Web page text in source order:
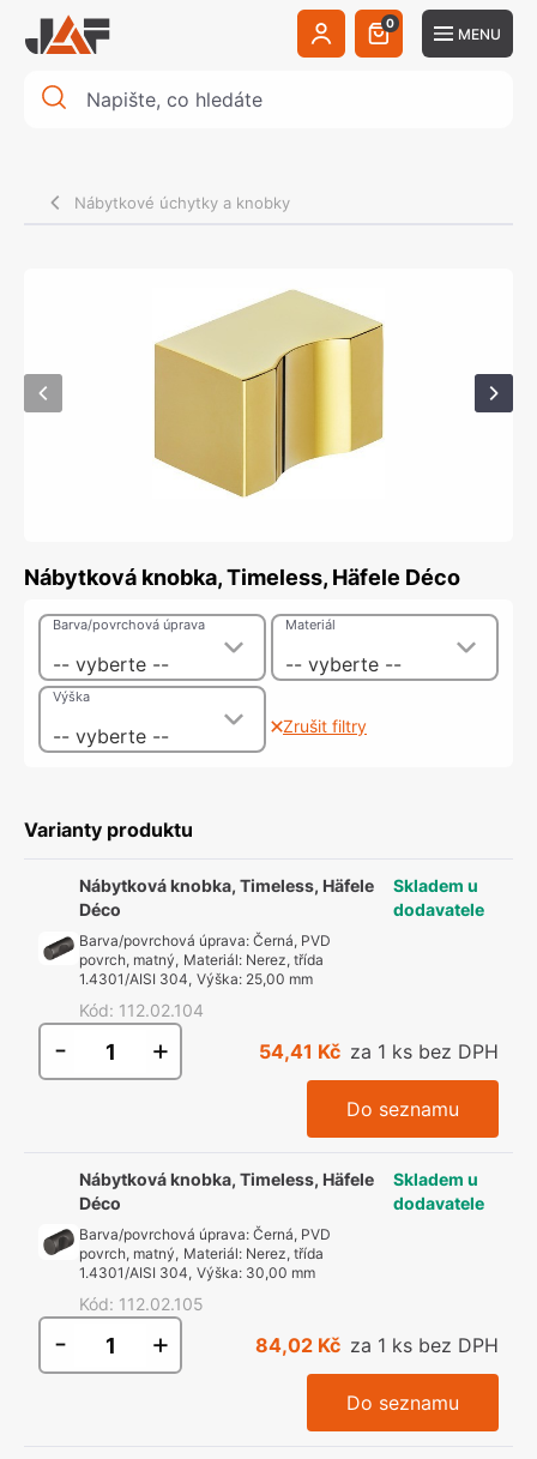
0
MENU
Nábytkové úchytky a knobky
Nábytková knobka, Timeless, Häfele Déco
-- vyberte --
Barva/povrchová úprava
-- vyberte --
Materiál
-- vyberte --
Výška
Zrušit filtry
Varianty produktu
Nábytková knobka, Timeless, Häfele
Déco
Barva/povrchová úprava:Černá, PVD
povrch, matný, Materiál: Nerez, třída
1.4301/AISI 304, Výška: 25,00 mm
Kód: 112.02.104
Skladem u
dodavatele
- + 54,41 Kč za 1 ks bez DPH
Do seznamu
Nábytková knobka, Timeless, Häfele
Déco
Barva/povrchová úprava:Černá, PVD
povrch, matný, Materiál: Nerez, třída
1.4301/AISI 304, Výška: 30,00 mm
Kód: 112.02.105
Skladem u
dodavatele
- + 84,02 Kč za 1 ks bez DPH
Do seznamu